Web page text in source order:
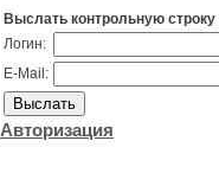
Выслать контрольную строку
Логин:
E-Mail:
Авторизация